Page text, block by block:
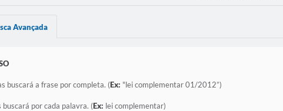
Avançada
buscará a frase por completa. (Ex: "lei complementar 01/2012”)
buscará por cada palavra. (Ex: lei complementar)